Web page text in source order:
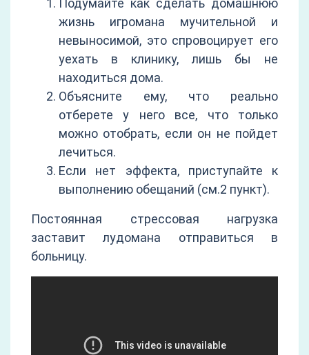
Подумайте как сделать домашнюю
жизнь игромана мучительной и
невыносимой, это спровоцирует его
уехать в клинику, лишь бы не
находиться дома.
Объясните ему, что реально
отберете у него все, что только
можно отобрать, если он не пойдет
лечиться.
Если нет эффекта, приступайте к
выполнению обещаний (см.2 пункт).
Постоянная стрессовая нагрузка
заставит лудомана отправиться в
больницу.